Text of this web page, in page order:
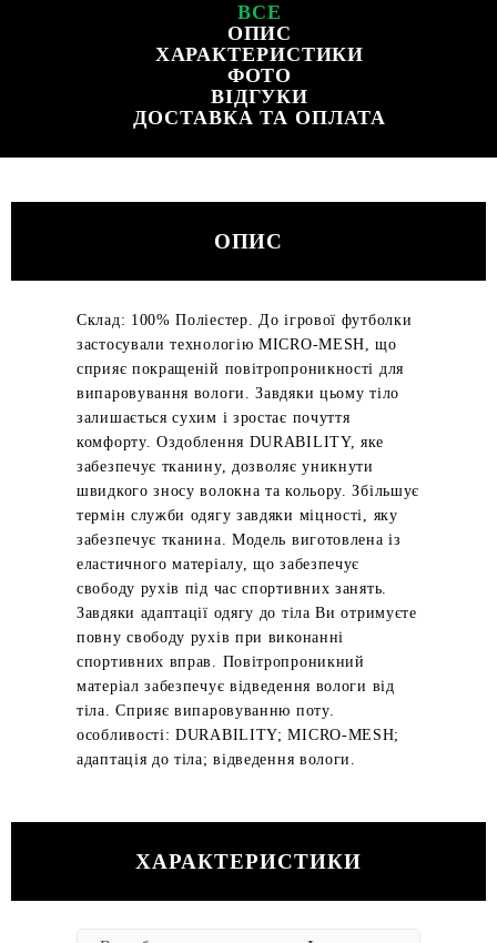
ВСЕ
ОПИС
ХАРАКТЕРИСТИКИ
ФОТО
ВІДГУКИ
ДОСТАВКА ТА ОПЛАТА
ОПИС
Склад: 100% Поліестер. До ігрової футболки
застосували технологію MICRO-MESH, що
сприяє покращеній повітропроникності для
випаровування вологи. Завдяки цьому тіло
залишається сухим і зростає почуття
комфорту. Оздоблення DURABILITY, яке
забезпечує тканину, дозволяє уникнути
швидкого зносу волокна та кольору. Збільшує
термін служби одягу завдяки міцності, яку
забезпечує тканина. Модель виготовлена ​​із
еластичного матеріалу, що забезпечує
свободу рухів під час спортивних занять.
Завдяки адаптації одягу до тіла Ви отримуєте
повну свободу рухів при виконанні
спортивних вправ. Повітропроникний
матеріал забезпечує відведення вологи від
тіла. Сприяє випаровуванню поту.
особливості: DURABILITY; MICRO-MESH;
адаптація до тіла; відведення вологи.
ХАРАКТЕРИСТИКИ